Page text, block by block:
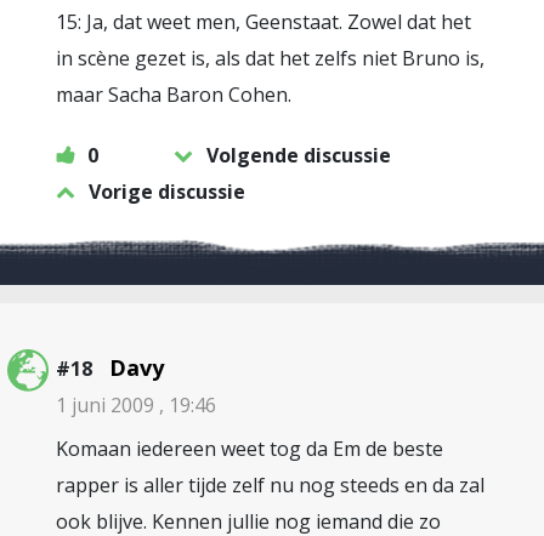
15: Ja, dat weet men, Geenstaat. Zowel dat het
in scène gezet is, als dat het zelfs niet Bruno is,
maar Sacha Baron Cohen.
0
Volgende discussie
Vorige discussie
#18 Davy
1 juni 2009 , 19:46
Komaan iedereen weet tog da Em de beste
rapper is aller tijde zelf nu nog steeds en da zal
ook blijve. Kennen jullie nog iemand die zo